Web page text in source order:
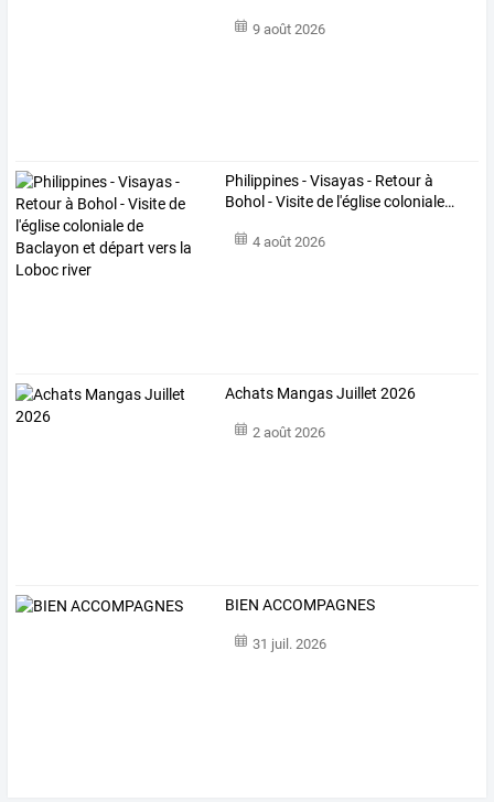
9 août 2026
Philippines-Visayas- Retourà
Bohol -Visitede l'églisecoloniale…
4 août 2026
Achats Mangas Juillet 2026
2 août 2026
BIEN ACCOMPAGNES
31 juil. 2026